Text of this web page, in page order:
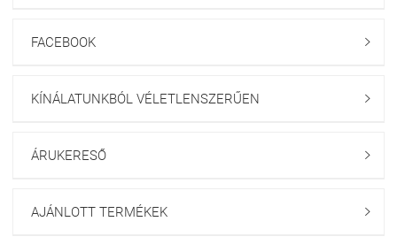
FACEBOOK 
KÍNÁLATUNKBÓL VÉLETLENSZERŰEN 
ÁRUKERESŐ 
AJÁNLOTT TERMÉKEK 